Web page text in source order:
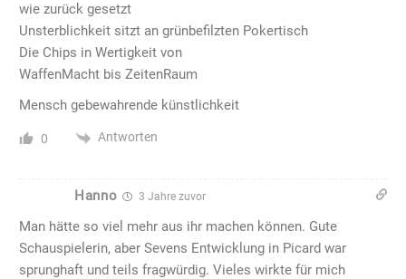
wie zurück gesetzt
Unsterblichkeit sitzt an grünbefilzten Pokertisch
Die Chips in Wertigkeit von
WaffenMacht bis ZeitenRaum
Mensch gebewahrende künstlichkeit
0 Antworten
Hanno 3 Jahre zuvor
Man hätte so viel mehr aus ihr machen können. Gute
Schauspielerin, aber Sevens Entwicklung in Picard war
sprunghaft und teils fragwürdig. Vieles wirkte für mich